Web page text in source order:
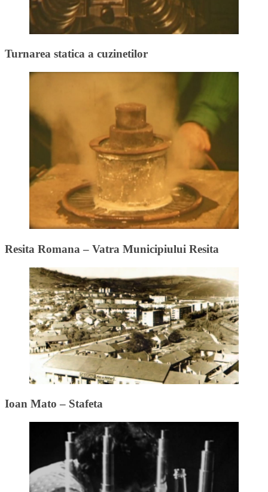
Turnarea statica a cuzinetilor
Resita Romana – Vatra Municipiului Resita
Ioan Mato – Stafeta